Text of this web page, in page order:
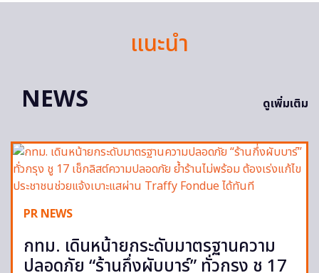
แนะนำ
NEWS
ดูเพิ่มเติม
PR NEWS
กทม. เดินหน้ายกระดับมาตรฐานความ
ปลอดภัย “ร้านกึ่งผับบาร์” ทั่วกรุง ชู 17